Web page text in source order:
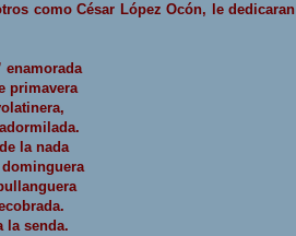
comoCésar López Ocón, le dedicaran
enamorada
primavera
la nada
la senda.